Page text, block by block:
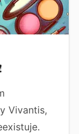
Vivantis,